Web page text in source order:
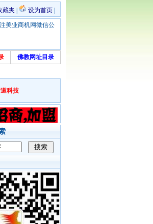
藏夹 设为首页
美业商机网微信公
佛教网址目录
科技